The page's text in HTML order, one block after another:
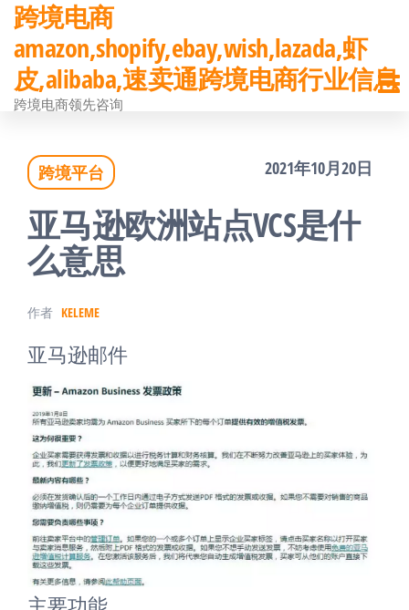
前
往
内
跨境电商
amazon,shopify,ebay,wish,lazada,虾
皮,alibaba,速卖通跨境电商行业信息
跨境电商领先咨询
跨境平台 2021年10月20日
亚马逊欧洲站点VCS是什
么意思
作者 KELEME
亚马逊邮件
主要功能